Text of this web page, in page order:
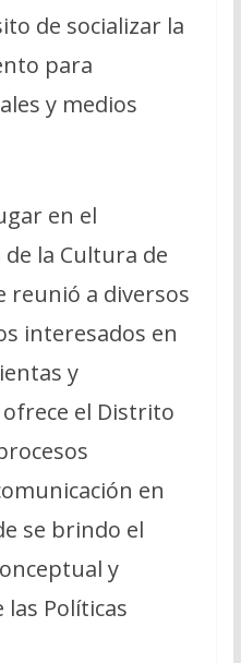
de socializar la
para
y medios
en el
la Cultura de
reunió a diversos
interesados en
y
el Distrito
en
se brindo el
y
Políticas